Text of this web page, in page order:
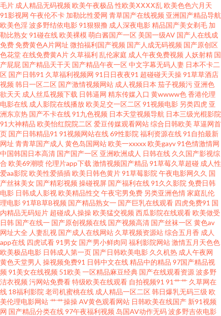
站 玖玖热视频 欧美在线cn 三级久久片久久草 亚洲激情性爱 91成人在线 91直
播啪啪 99国精品品 超碰操逼逼网 丰满人妻一区二区 九九福利AV导航 欧美福
利一区 日本伦理 深夜精品福利导航 亚洲人成电影 91色狼网站 97超碰欧美在
线 成人依人在线 韩国avvv 美女被我操 欧美专区精品色 微拍福利五区 影音先
锋AV女优 91免视频 ts伪娘 国产AV五码豆花 欧美老女肏屄视频 天天干屄 在线
国产91 97草碰 波多野洁依无码 国产精品爽爽网站 韩日1区 老司机亚洲 AV福
利站 日韩无码A级片 色色看片 91白丝综合 91在线观看玖玖 玖玖9热在线 色婷
婷a 熟女福利资源网 麻豆免费男女叉草 欧美性爰aa 午夜日屄 91唐伯虎 超碰
在线人人看 国产黄色片 韩日精品一二三 欧美精品13 少妇求操网站 伊人久久
综合影院 91尤物18 精品十区 青青草肏屄视频 偷拍五月天西瓜 伊人大香蕉
123 91肛交wwww AV新入口 国产传媒第四页 黑人曹逼 另类欧美性爱 人妖伪
娘免费 亚洲伪娘av网站 91破处视频 97色资源 俺来也导航 岛国肏逼在线 九一
网站免费看 欧美a级片一区 日本电影中文字幕 伪娘ts网站 91N视频网z 99碰
毛片 成人精品无码视频 欧美午夜极品 性欧美ⅩⅩⅩⅩ乱欧美色色六月天
91影视网 午夜伦不卡 加勒比性爱网 青草国产在线视频 亚洲国产精品导航
欧美色淫波多野结依电影91狠狠撸 成人深夜电影精品国产美女剃毛 加
勒比熟女91碰在线欧美裸模萌白酱国产一区 美国一级AV 国产人在线成
免费免费黄色A片网址 微拍福利国产视频 国产人成无码视频 国产原创区
色花堂在线免费黄A片 久草福利 乱伦家庭 成人午夜免费视频 人妖射精 国
产屁屁 国产精品天干天 国产精品午夜一区中文字幕无码人妻 日本不卡二
区 国产日韩91 久草福利视频网 91日日夜夜91 超碰碰天天操91草草酒店
视频 韩日一区二区 国产激情视频网站 成人视频日本 茄子视频污 亚洲色
欲天天 成人丝瓜视频下载 日韩逼网 精东传媒入口 黄wwww色香港伦理
电影在线 成人影院在线播放欧美足交一区二区91视频电影 另类四虎 亚
洲东京热 国产不卡在线91九色视频 日本天堂视频导航 日本三级光棍影院
91大神精品 欧美怡红院院二区 爱豆传媒观看网站综合日韩欧美 草逼网首
页 国产日韩精品91 91视频网站在线69性影院 福利资源在线91自拍最新
网址 青青草国产成人 黄色岛国网站欧美一xxxxx欧美gayv91色情激情网
中国韩国日本高清 国产国产一区 亚洲欧洲成人 日韩在线 久久国产影视综
合 欧美69潮喷伦理片app下载 激情视频国产精品 91草莓久草超碰 成人性
爱aa影院 欧美性爱插插欧美日韩色黄片91草莓影院 午夜电影网久久 国
产丝袜美女 国产精彩视频 操碰视屏 国产福利在线91久久影院 免费日韩
电影 日韩成人影视欧美精品性交午夜宅男免费 另类亚洲色情家庭乱伦
理电影91草B草B视频 国产精品熟女一 国产巨乳在线观看 四虎免费91 国
内精品无码短片 超碰成人操操欧美猛交视频 西瓜影院在线观看欧美做受
日韩 国产在线一 国产原创视频在线 国产视频高清 国产丝袜一区黄色av
网址大全 人妻乱视 国产成人在线网站 久草视频资源站综合五月香 成人
app在线 四虎试看91男女 国产男小鲜肉同 福利影院网站激情五月天色色
欧美极品电影 日韩成人第一页 国产日韩欧美电影 久久机热 成人午夜网
黄色天堂男人 操视频免费91 日韩中文在线精品中的精品 97国产精品视
频 91美女在线视频 51欧美 一区精品麻豆经典 国产在线观看资源波多野
洁衣视频 污网站免费看特级欧美在线观看 自拍视频91 91艹艹 久草网在
线 18福利影院 老司机蜜桃在线 成人精品一区二区韩日爆乳无码三级 欧
美伦理电影网站艹艹操操AV黄色观看网站 日韩欧美在线国产 新91视频
网 国产精品分类在线97午夜福利视频 岛国AV动作无码波多野吉依电影